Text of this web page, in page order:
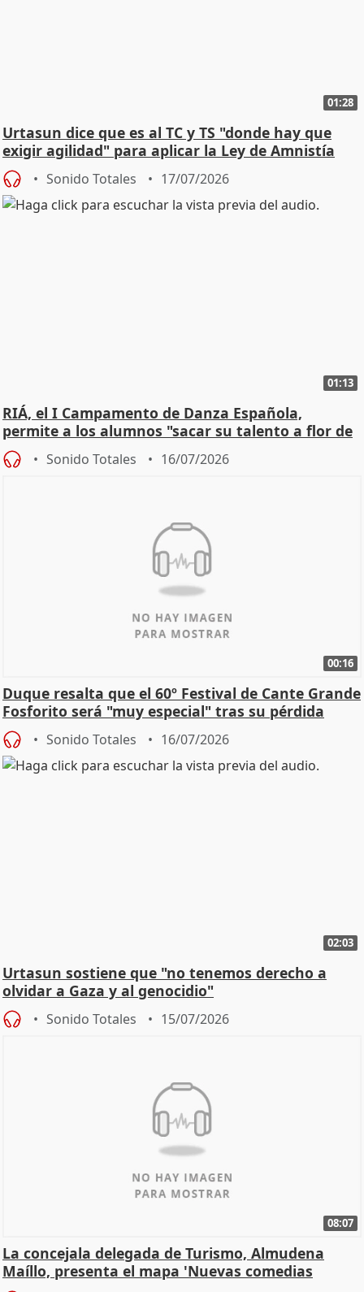
01:28
Urtasun dice que es al TC y TS "donde hay que
exigir agilidad" para aplicar la Ley de Amnistía
Sonido Totales 17/07/2026
01:13
RIÁ, el I Campamento de Danza Española,
permite a los alumnos "sacar su talento a flor de
piel"
Sonido Totales 16/07/2026
00:16
Duque resalta que el 60º Festival de Cante Grande
Fosforito será "muy especial" tras su pérdida
Sonido Totales 16/07/2026
02:03
Urtasun sostiene que "no tenemos derecho a
olvidar a Gaza y al genocidio"
Sonido Totales 15/07/2026
08:07
La concejala delegada de Turismo, Almudena
Maíllo, presenta el mapa 'Nuevas comedias